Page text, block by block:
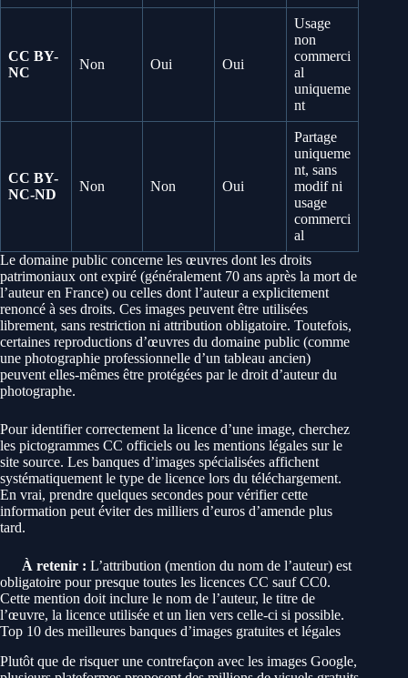
CC BY-
NC
Non Oui Oui
Usage
non
commerci
al
uniqueme
nt
CC BY-
NC-ND
Non Non Oui
Partage
uniqueme
nt, sans
modif ni
usage
commerci
al
Le domaine public concerne les œuvres dont les droits
patrimoniaux ont expiré (généralement 70 ans après la mort de
l’auteur en France) ou celles dont l’auteur a explicitement
renoncé à ses droits. Ces images peuvent être utilisées
librement, sans restriction ni attribution obligatoire. Toutefois,
certaines reproductions d’œuvres du domaine public (comme
une photographie professionnelle d’un tableau ancien)
peuvent elles-mêmes être protégées par le droit d’auteur du
photographe.
Pour identifier correctement la licence d’une image, cherchez
les pictogrammes CC officiels ou les mentions légales sur le
site source. Les banques d’images spécialisées affichent
systématiquement le type de licence lors du téléchargement.
En vrai, prendre quelques secondes pour vérifier cette
information peut éviter des milliers d’euros d’amende plus
tard.
À retenir : L’attribution (mention du nom de l’auteur) est
obligatoire pour presque toutes les licences CC sauf CC0.
Cette mention doit inclure le nom de l’auteur, le titre de
l’œuvre, la licence utilisée et un lien vers celle-ci si possible.
Top 10 des meilleures banques d’images gratuites et légales
Plutôt que de risquer une contrefaçon avec les images Google,